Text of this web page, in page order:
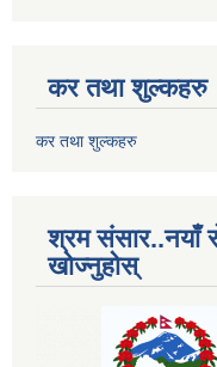
कर तथा शुल्कहरु
कर तथा शुल्कहरु
श्रम संसार..नयाँ
खोज्नुहोस्